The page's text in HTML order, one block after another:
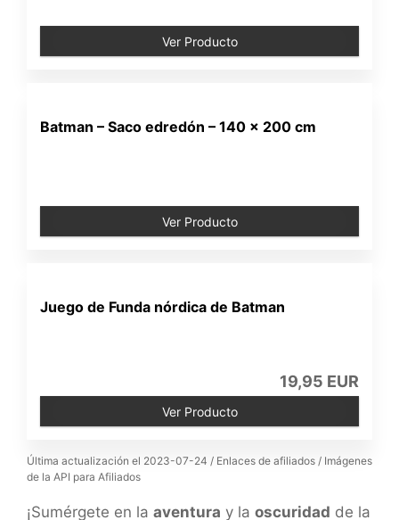
Ver Producto
Batman – Saco edredón – 140 x 200 cm
Ver Producto
Juego de Funda nórdica de Batman
19,95 EUR
Ver Producto
Última actualización el 2023-07-24 / Enlaces de afiliados / Imágenes
de la API para Afiliados
¡Sumérgete en la aventura y la oscuridad de la